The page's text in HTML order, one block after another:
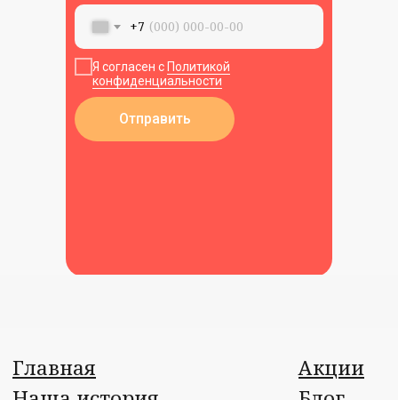
+7
Я согласен сПолитикой
конфиденциальности
Отправить